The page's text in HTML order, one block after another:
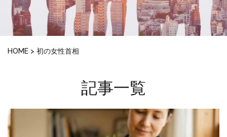
HOME > 初の女性首相
記事一覧